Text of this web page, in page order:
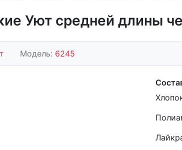
Уют средней длины
Модель: 6245